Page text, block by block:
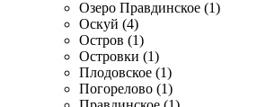
Озеро Правдинское (1)
Оскуй (4)
Остров (1)
Островки (1)
Плодовское (1)
Погорелово (1)